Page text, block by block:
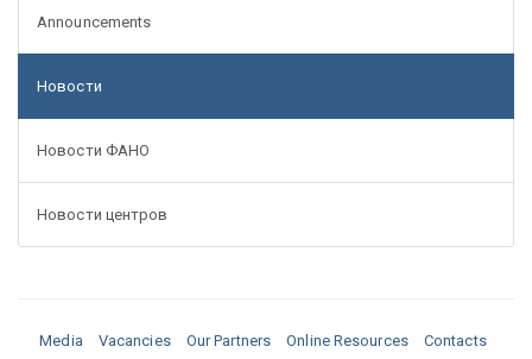
Announcements
Новости
Новости ФАНО
Новости центров
Media Vacancies Our Partners Online Resources Contacts